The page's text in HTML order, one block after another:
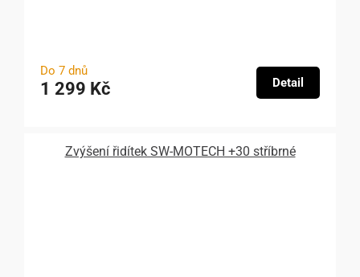
Do 7 dnů
1 299 Kč Detail
Zvýšení řidítek SW-MOTECH +30 stříbrné